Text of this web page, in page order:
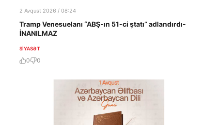
2 Avqust 2026 / 08:24
Tramp Venesuelanı “ABŞ-ın 51-ci ştatı” adlandırdı-
İNANILMAZ
SIYASƏT
0 0